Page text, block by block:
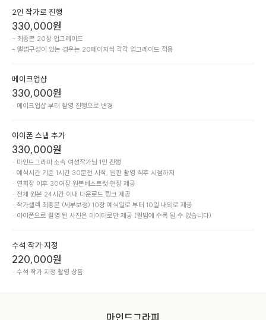
2인 작가로 진행
330,000원
- 최종본 20장 업그레이드
- 앨범구성이 있는 경우는 20페이지씩 각각 업그레이드 적용
메이크업샵
330,000원
· 메이크업샵 부터 촬영 진행으로 변경
아이폰 스냅 추가
330,000원
· 마인드그라피 소속 여성작가님 1인 진행
· 예식시간 기준 1시간 30분전 시작, 원판 촬영 직후 시점까지
· 연회장 이후 30여장 원본베스트컷 현장 제공
· 전체 원본 24시간 이내 다운로드 링크 제공
· 작가셀렉 최종본 (세부보정) 10장 예식일로 부터 10일 내외로 제공
· 아이폰으로 촬영 된 사진은 데이터로만 제공 (앨범에 수록 될 수 없습니다)
수석 작가 지정
220,000원
· 수석 작가 지정 촬영 상품
마인드그라피